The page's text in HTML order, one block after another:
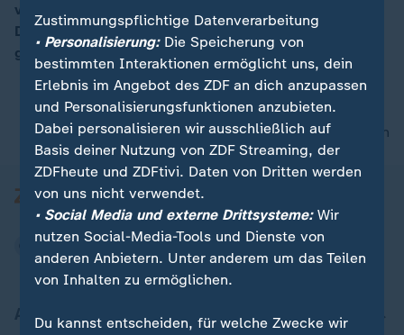
von knapp 6 auf mehr als 22 Prozent. "Das Virus in
Deutschland wird noch ansteckender und
gefährlicher", so ZDF-Korrespondent Thomas Reichart.
nach oben
Aktuell bei ZDFheute
Zustimmungspflichtige Datenverarbeitung
• Personalisierung:Die Speicherung von
bestimmten Interaktionen ermöglicht uns, dein
Erlebnis im Angebot des ZDF an dich anzupassen
und Personalisierungsfunktionen anzubieten.
Dabei personalisieren wir ausschließlich auf
Basis deiner Nutzung von ZDF Streaming, der
ZDFheute und ZDFtivi. Daten von Dritten werden
von uns nicht verwendet.
• Social Media und externe Drittsysteme:Wir
nutzen Social-Media-Tools und Dienste von
anderen Anbietern. Unter anderem um das Teilen
von Inhalten zu ermöglichen.
Du kannst entscheiden, für welche Zwecke wir